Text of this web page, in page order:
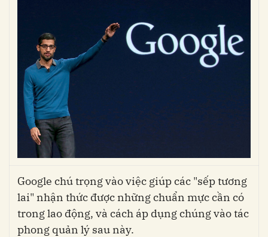
Google chú trọng vào việc giúp các "sếp tương
lai" nhận thức được những chuẩn mực cần có
trong lao động, và cách áp dụng chúng vào tác
phong quản lý sau này.